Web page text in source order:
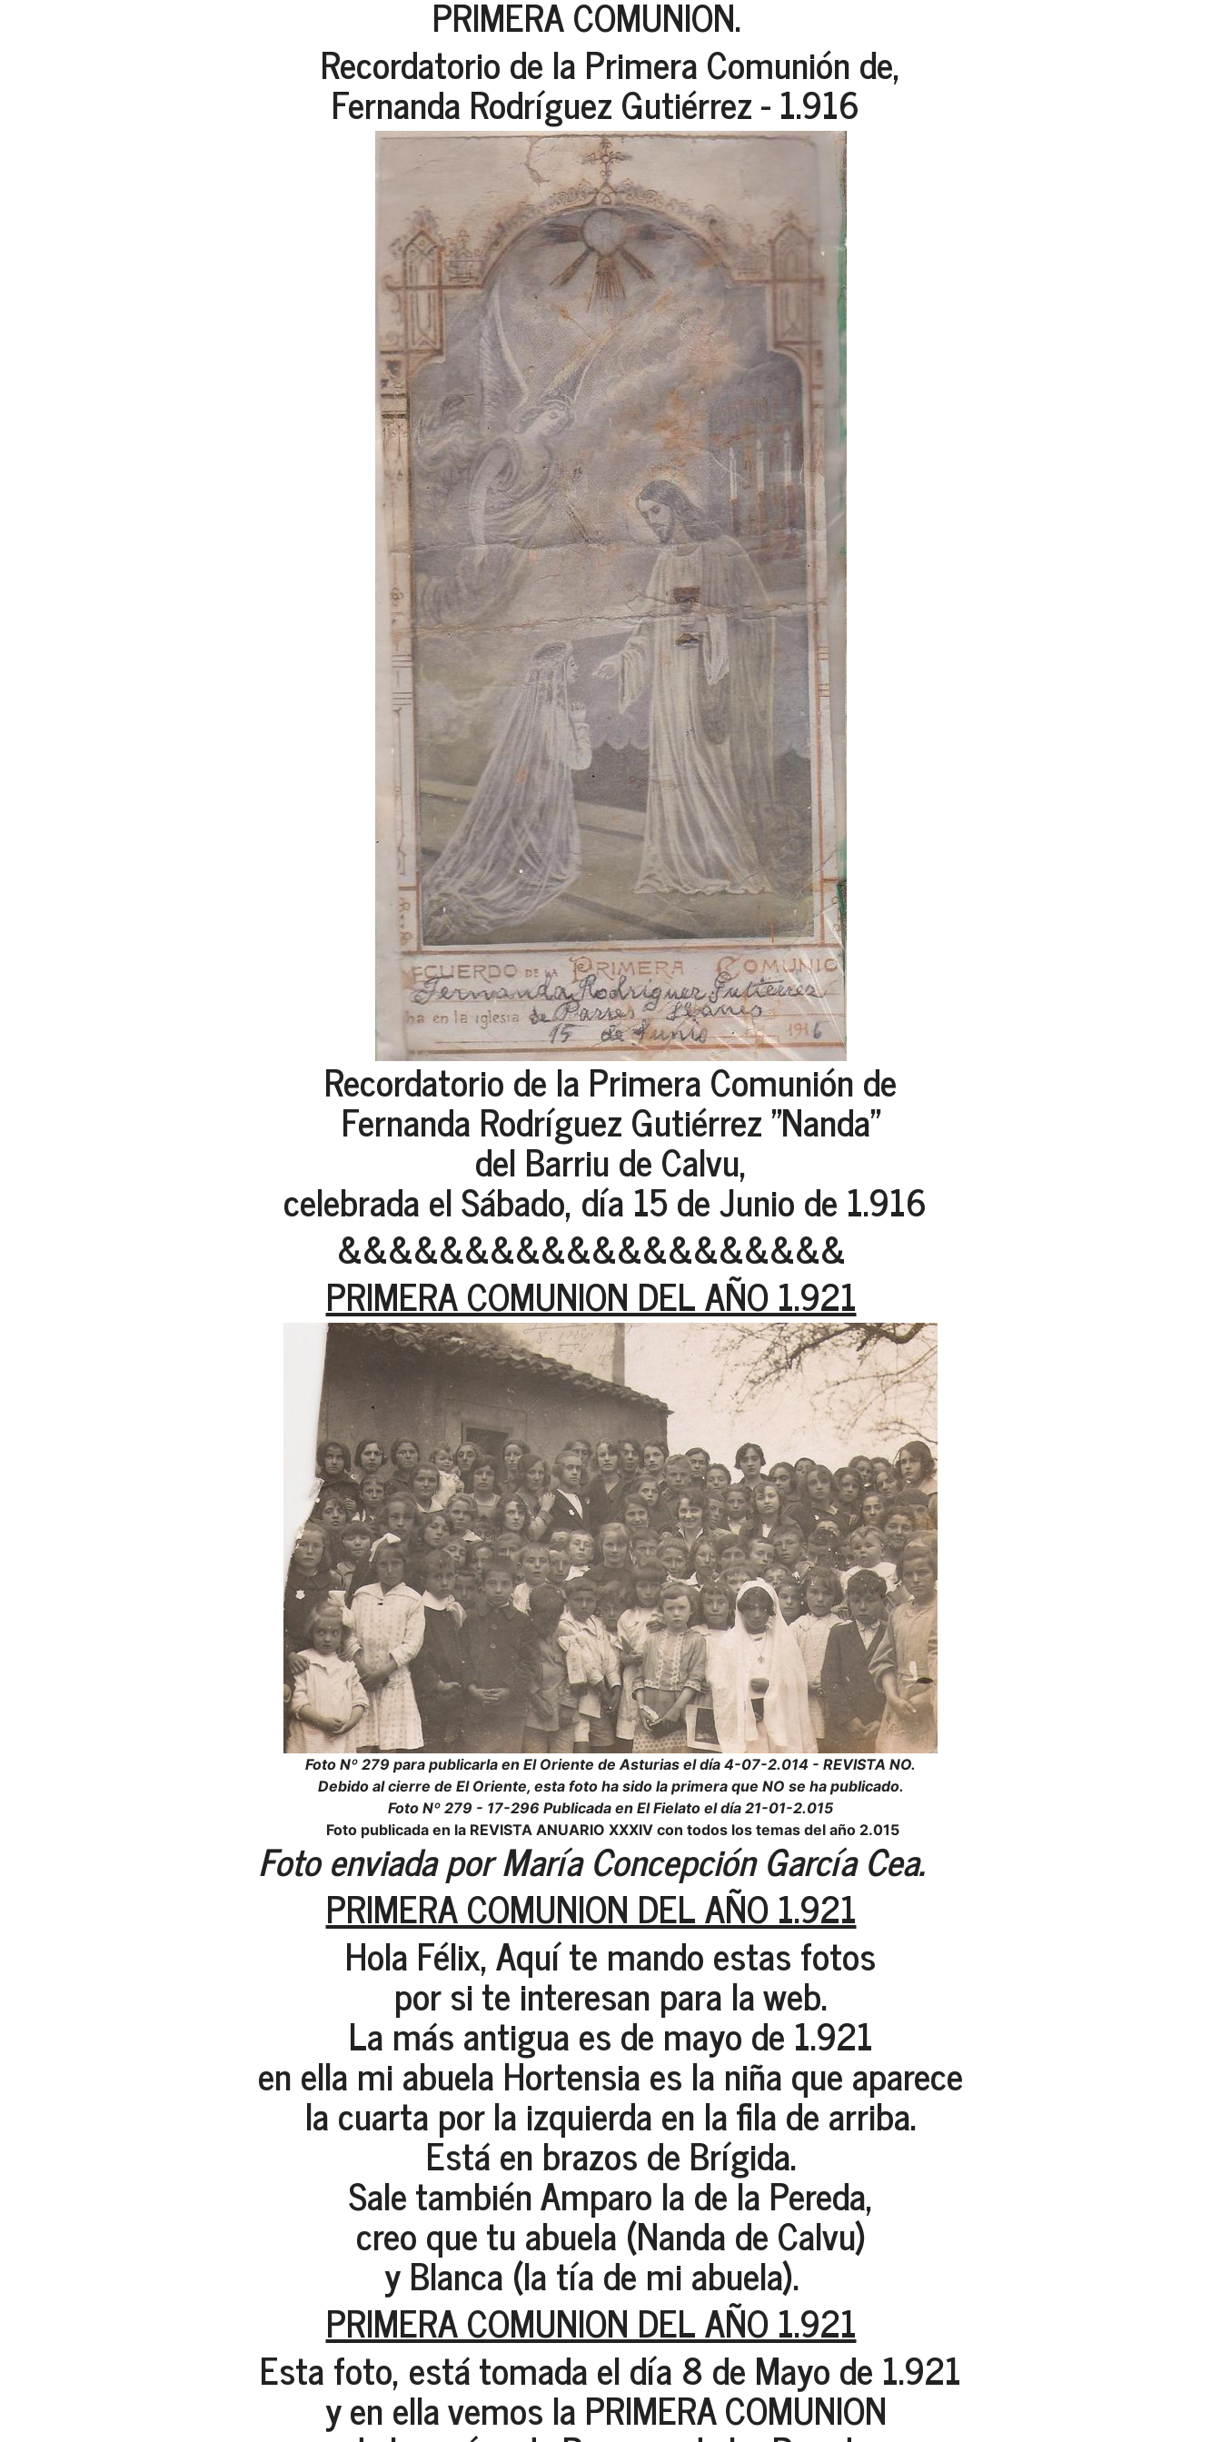
PRIMERA COMUNION.
Recordatorio de la Primera Comunión de,
Fernanda Rodríguez Gutiérrez - 1.916
Recordatorio de la Primera Comunión de
Fernanda Rodríguez Gutiérrez "Nanda"
del Barriu de Calvu,
celebrada el Sábado, día 15 de Junio de 1.916
&&&&&&&&&&&&&&&&&&&&
PRIMERA COMUNION DEL AÑO 1.921
Foto Nº 279 para publicarla en El Oriente de Asturias el día 4-07-2.014 - REVISTA NO.
Debido al cierre de El Oriente, esta foto ha sido la primera que NO se ha publicado.
Foto Nº 279 - 17-296 Publicada en El Fielato el día 21-01-2.015
Foto publicada en la REVISTA ANUARIO XXXIV con todos los temas del año 2.015
Foto enviada por María Concepción García Cea.
PRIMERA COMUNION DEL AÑO 1.921
Hola Félix, Aquí te mando estas fotos
por si te interesan para la web.
La más antigua es de mayo de 1.921
en ella mi abuela Hortensia es la niña que aparece
la cuarta por la izquierda en la fila de arriba.
Está en brazos de Brígida.
Sale también Amparo la de la Pereda,
creo que tu abuela (Nanda de Calvu)
y Blanca (la tía de mi abuela).
PRIMERA COMUNION DEL AÑO 1.921
Esta foto, está tomada el día 8 de Mayo de 1.921
y en ella vemos la PRIMERA COMUNION